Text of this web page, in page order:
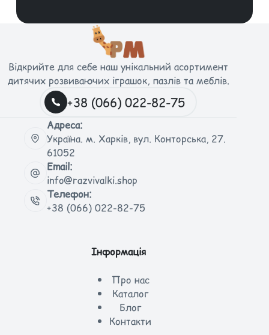
Відкрийте для себе наш унікальний асортимент
дитячих розвиваючих іграшок, пазлів та меблів.
+38 (066) 022-82-75
Адреса:
Україна. м. Харків, вул. Конторська, 27.
61052
Email:
info@razvivalki.shop
Телефон:
+38 (066) 022-82-75
Інформація
Про нас
Каталог
Блог
Контакти